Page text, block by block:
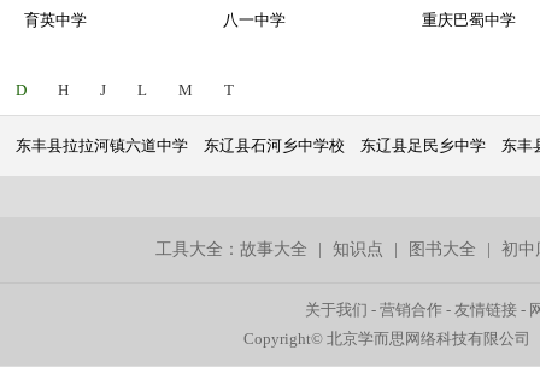
育英中学
八一中学 重庆巴蜀中学
D H J L M T
东丰县拉拉河镇六道中学 东辽县石河乡中学校 东辽县足民乡中学 东丰
工具大全：故事大全 |知识点 图书大全 |初中
关于我们 -营销合作 -友情链接 -
Copyright© 北京学而思网络科技有限公司